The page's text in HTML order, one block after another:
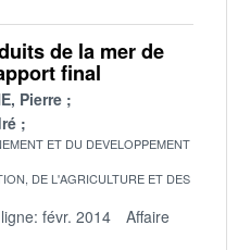
de la mer de
final
Pierre
ET DU DEVELOPPEMENT
DE L'AGRICULTURE ET DES
févr. 2014
Affaire